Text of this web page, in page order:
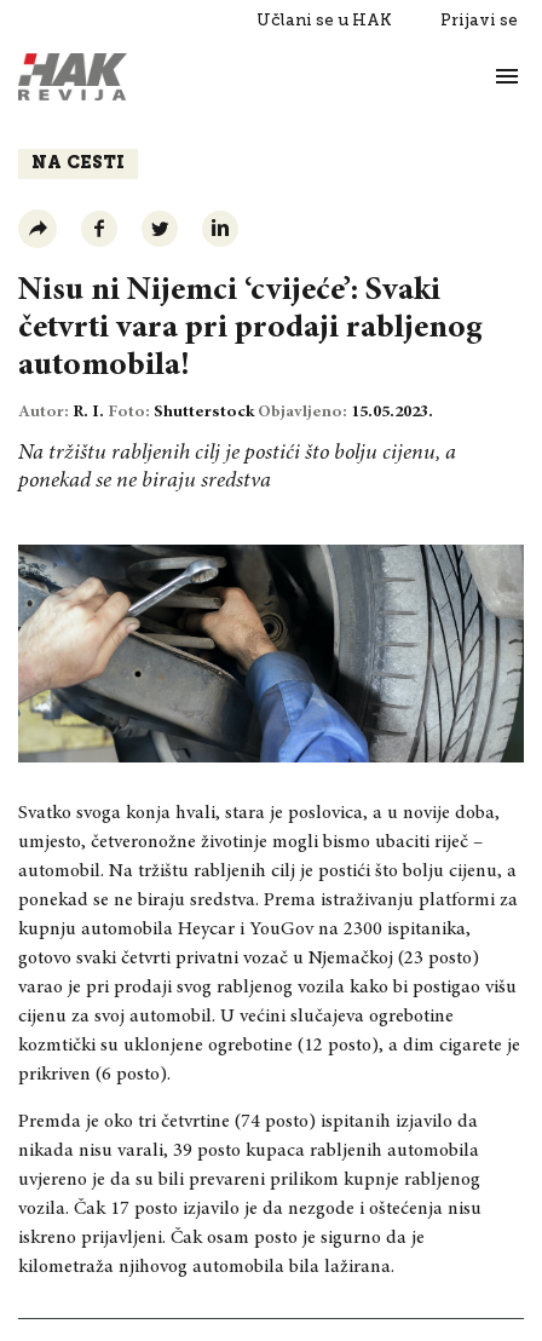
Učlani se u HAK Prijavi se
Razgovori
NA CESTI
Nisu ni Nijemci ‘cvijeće’: Svaki
četvrti vara pri prodaji rabljenog
automobila!
Autor: R. I. Foto: Shutterstock Objavljeno: 15.05.2023.
Na tržištu rabljenih cilj je postići što bolju cijenu, a
ponekad se ne biraju sredstva
Svatko svoga konja hvali, stara je poslovica, a u novije doba,
umjesto, četveronožne životinje mogli bismo ubaciti riječ –
automobil. Na tržištu rabljenih cilj je postići što bolju cijenu, a
ponekad se ne biraju sredstva. Prema istraživanju platformi za
kupnju automobila Heycar i YouGov na 2300 ispitanika,
gotovo svaki četvrti privatni vozač u Njemačkoj (23 posto)
varao je pri prodaji svog rabljenog vozila kako bi postigao višu
cijenu za svoj automobil. U većini slučajeva ogrebotine
kozmtički su uklonjene ogrebotine (12 posto), a dim cigarete je
prikriven (6 posto).
Premda je oko tri četvrtine (74 posto) ispitanih izjavilo da
nikada nisu varali, 39 posto kupaca rabljenih automobila
uvjereno je da su bili prevareni prilikom kupnje rabljenog
vozila. Čak 17 posto izjavilo je da nezgode i oštećenja nisu
iskreno prijavljeni. Čak osam posto je sigurno da je
kilometraža njihovog automobila bila lažirana.